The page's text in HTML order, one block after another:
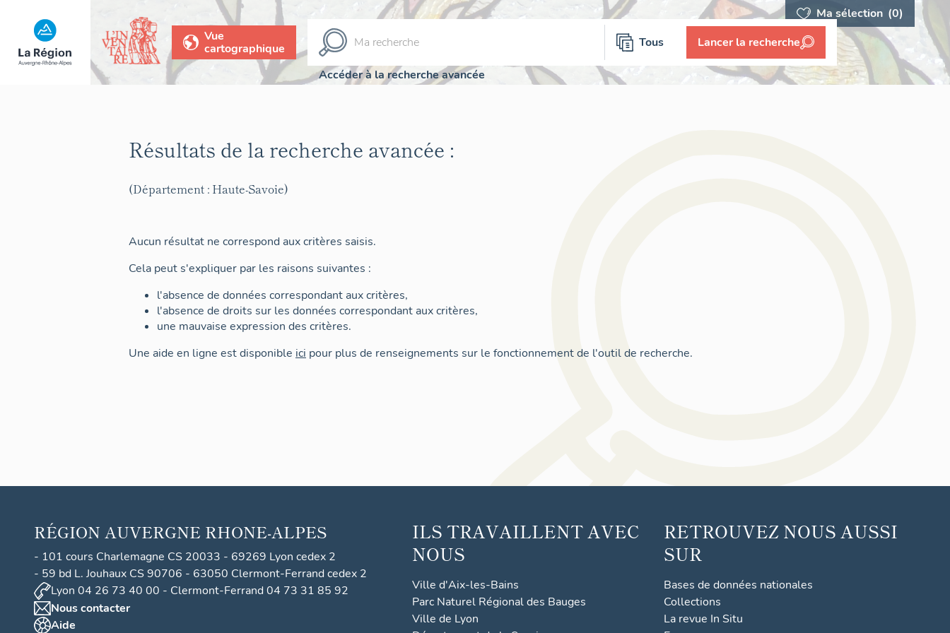
Ma sélection (0)
Vue
cartographique
Tous Lancer la recherche
Accéder à la recherche avancée
Résultats de la recherche avancée :
(Département : Haute-Savoie)
Aucun résultat ne correspond aux critères saisis.
Cela peut s'expliquer par les raisons suivantes :
l'absence de données correspondant aux critères,
l'absence de droits sur les données correspondant aux critères,
une mauvaise expression des critères.
Une aide en ligne est disponible ici pour plus de renseignements sur le fonctionnement de l'outil de recherche.
RÉGION AUVERGNE RHONE-ALPES
- 101 cours Charlemagne CS 20033 - 69269 Lyon cedex 2
- 59 bd L. Jouhaux CS 90706 - 63050 Clermont-Ferrand cedex 2
Lyon 04 26 73 40 00 - Clermont-Ferrand 04 73 31 85 92
Nous contacter
Aide
ILS TRAVAILLENT AVEC
NOUS
Ville d'Aix-les-Bains
Parc Naturel Régional des Bauges
Ville de Lyon
RETROUVEZ NOUS AUSSI
SUR
Bases de données nationales
Collections
La revue In Situ